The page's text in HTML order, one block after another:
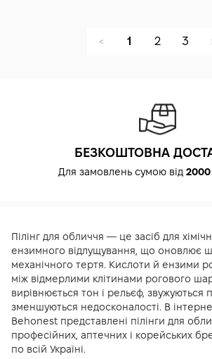
< 1 2 3
БЕЗКОШТОВНА
Для замовлень сумою від 2000
Пілінг для обличчя — це засіб для
ензимного відлущування, що оновлює
механічного тертя. Кислоти й ензими
між відмерлими клітинами рогового
вирівнюється тон і рельєф, звужуються
зменшуються недосконалості. В
Behonest представлені пілінги для
професійних, аптечних і корейських
по всій Україні.